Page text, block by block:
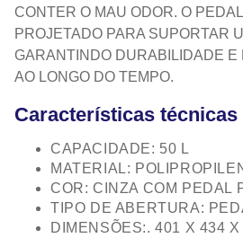
CONTER O MAU ODOR. O
PROJETADO PARA SUPORTAR
GARANTINDO DURABILIDADE E
AO LONGO DO TEMPO.
Características técnicas
CAPACIDADE: 50 L
MATERIAL:
COR: CINZA COM PEDAL
TIPO DE ABERTURA:
DIMENSÕES:. 401 X 434 X